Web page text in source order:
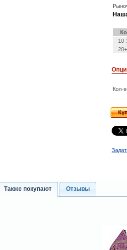
Кол-
Также покупают Отзывы